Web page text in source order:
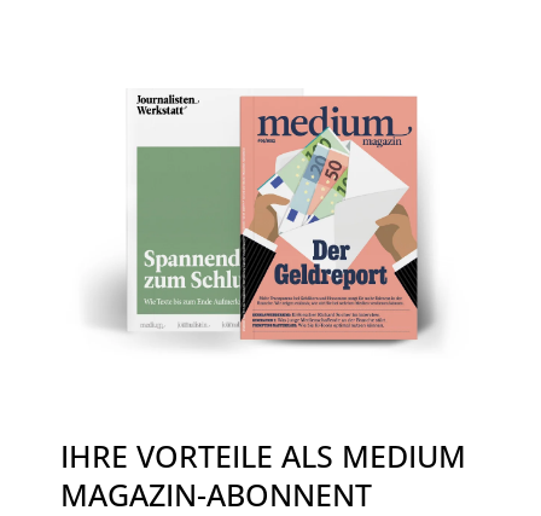
IHRE VORTEILE ALS MEDIUM
MAGAZIN-ABONNENT